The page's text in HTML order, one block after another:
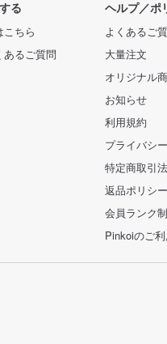
る
ちら
あるご質問
ヘルプ／ポ
よくあるご
大量注文
オリジナル
お知らせ
利用規約
プライバシ
特定商取引
返品ポリシー
会員ランク
Pinkoiのご